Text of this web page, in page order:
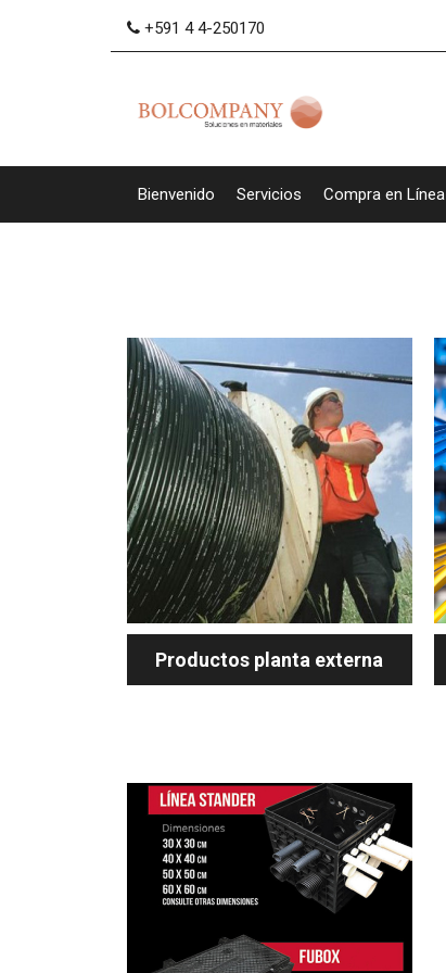
+591 4 4-250170
Bienvenido Servicios Compra en Línea
Productos planta externa